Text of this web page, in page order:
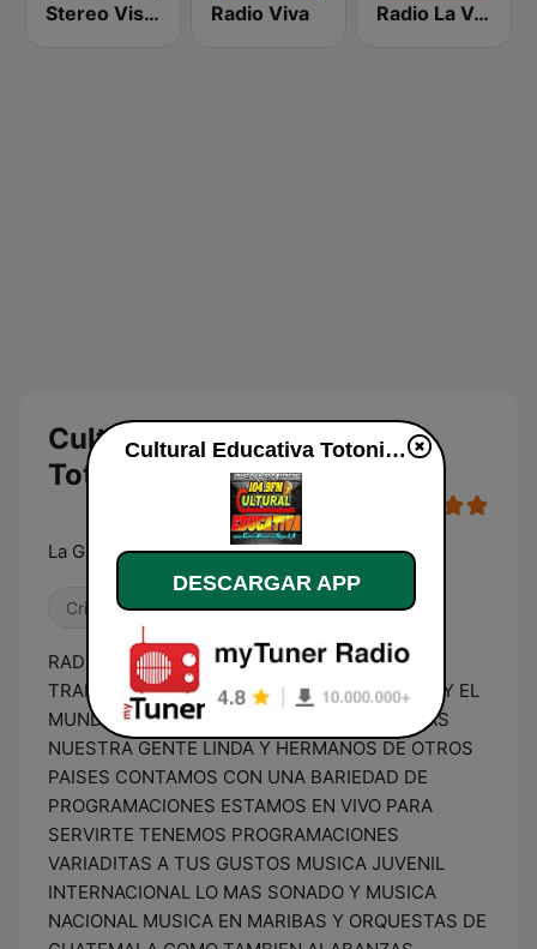
Stereo Vision Radio Viva Radio La Voz Del Hogar
Cultural Educativa
Totonicapan en línea
La Gigante FM
Cristiana Cultura & Educación
RADIO CULTURAL EDUCATIVA TOTONICAPAN
TRANSMITIENDO EN VIVO PARA GUATEMALA Y EL
MUNDO ENVIANDO ALEGRIA Y AMOR A TODAS
NUESTRA GENTE LINDA Y HERMANOS DE OTROS
PAISES CONTAMOS CON UNA BARIEDAD DE
PROGRAMACIONES ESTAMOS EN VIVO PARA
SERVIRTE TENEMOS PROGRAMACIONES
VARIADITAS A TUS GUSTOS MUSICA JUVENIL
INTERNACIONAL LO MAS SONADO Y MUSICA
NACIONAL MUSICA EN MARIBAS Y ORQUESTAS DE
Cultural Educativa Totonicapan en línea
DESCARGAR APP